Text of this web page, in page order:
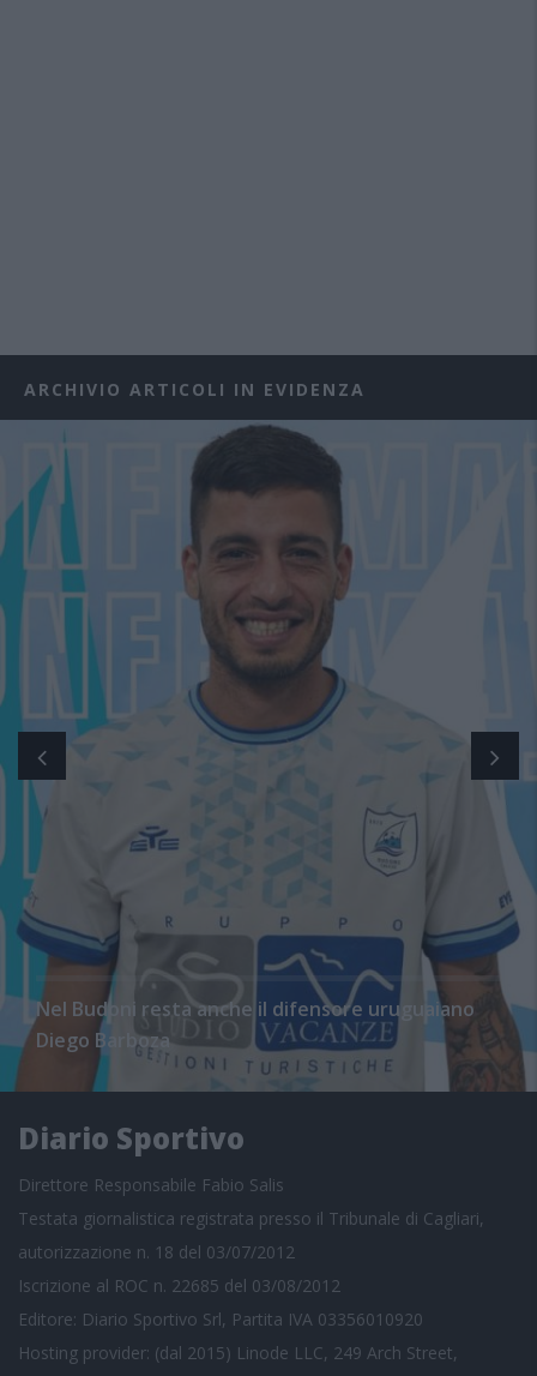
ARCHIVIO ARTICOLI IN EVIDENZA
Nel Budoni resta anche il difensore uruguaiano
Diego Barboza
Diario Sportivo
Direttore Responsabile Fabio Salis
Testata giornalistica registrata presso il Tribunale di Cagliari,
autorizzazione n. 18 del 03/07/2012
Iscrizione al ROC n. 22685 del 03/08/2012
Editore: Diario Sportivo Srl, Partita IVA 03356010920
Hosting provider: (dal 2015) Linode LLC, 249 Arch Street,